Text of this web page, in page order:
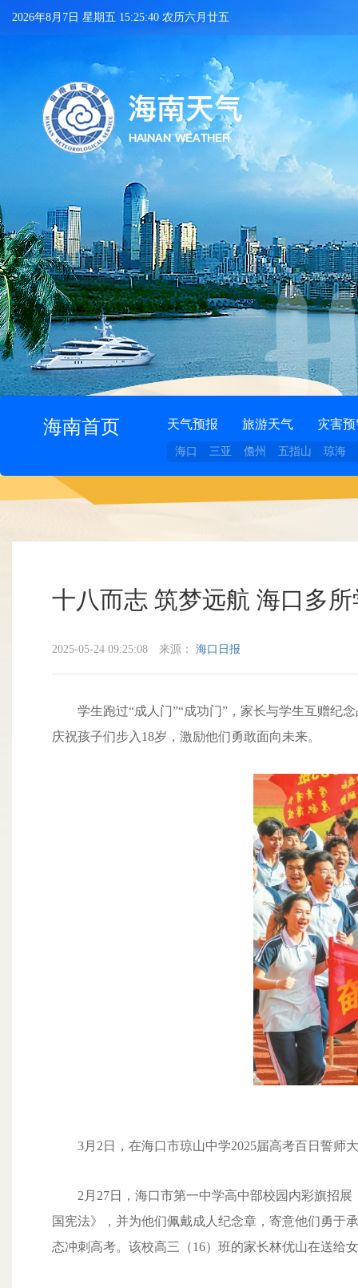
2026年8月7日 星期五 15:25:41 农历六月廿五
海南首页 天气预报 旅游天气 灾害
海口 三亚 儋州 五指山 琼海
十八而志 筑梦远航 海口多
2025-05-24 09:25:08 来源： 海口日报
学生跑过“成人门”“成功门”，家长与学生互赠
庆祝孩子们步入18岁，激励他们勇敢面向未来。
3月2日，在海口市琼山中学2025届高考百日誓师
2月27日，海口市第一中学高中部校园内彩旗招
国宪法》，并为他们佩戴成人纪念章，寄意他们勇于
态冲刺高考。该校高三（16）班的家长林优山在送给